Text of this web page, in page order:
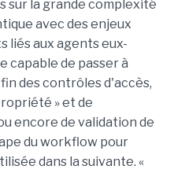
sur la grande complexité
avec des enjeux
liés aux agents eux-
capable de passer à
des contrôles d'accès,
» et de
encore de validation de
du workflow pour
dans la suivante. «